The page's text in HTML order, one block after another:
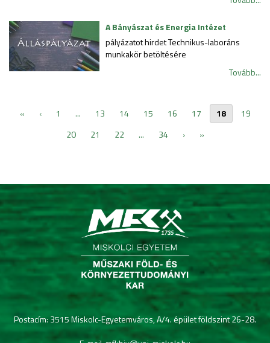
A Bányászat és Energia Intézet
pályázatot hirdet Technikus-laboráns
munkakör betöltésére
Tovább...
« ‹ 1 ... 13 14 15 16 17 18
19
20
21 22 ... 34 › »
Postacím: 3515 Miskolc-Egyetemváros, A/4. épület földszint 26-28.